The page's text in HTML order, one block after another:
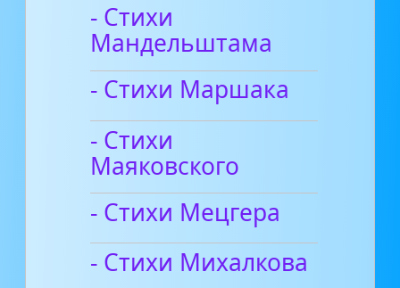
- Стихи
Мандельштама
- Стихи Маршака
- Стихи
Маяковского
- Стихи Мецгера
- Стихи Михалкова